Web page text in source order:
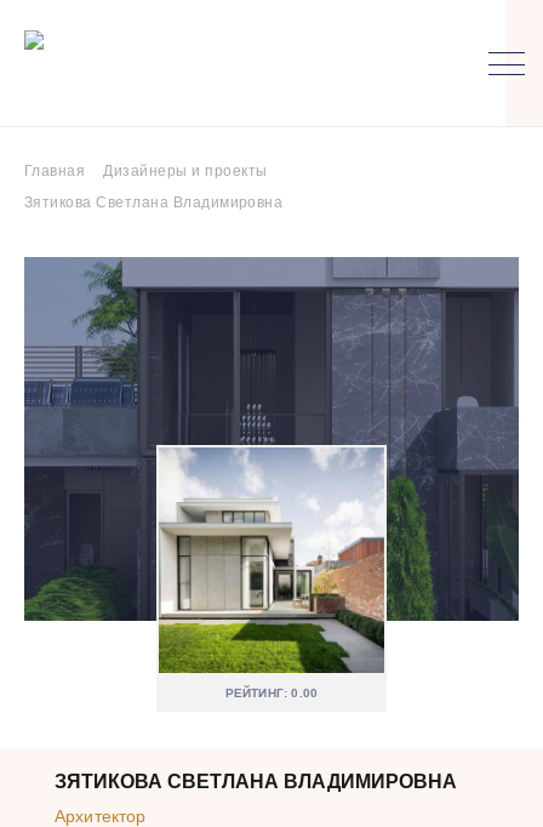
Главная
Дизайнеры и проекты
Зятикова Светлана Владимировна
РЕЙТИНГ: 0.00
ЗЯТИКОВА СВЕТЛАНА ВЛАДИМИРОВНА
Архитектор